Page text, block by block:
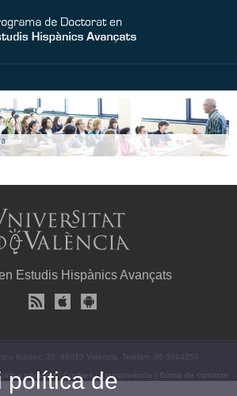
Estudis Hispànics Avançats
Ibáñez, 32. 46010 València. Telèfon: 96 3864254
privacitat|Cookies|Transparència Bústia de contacte
política de